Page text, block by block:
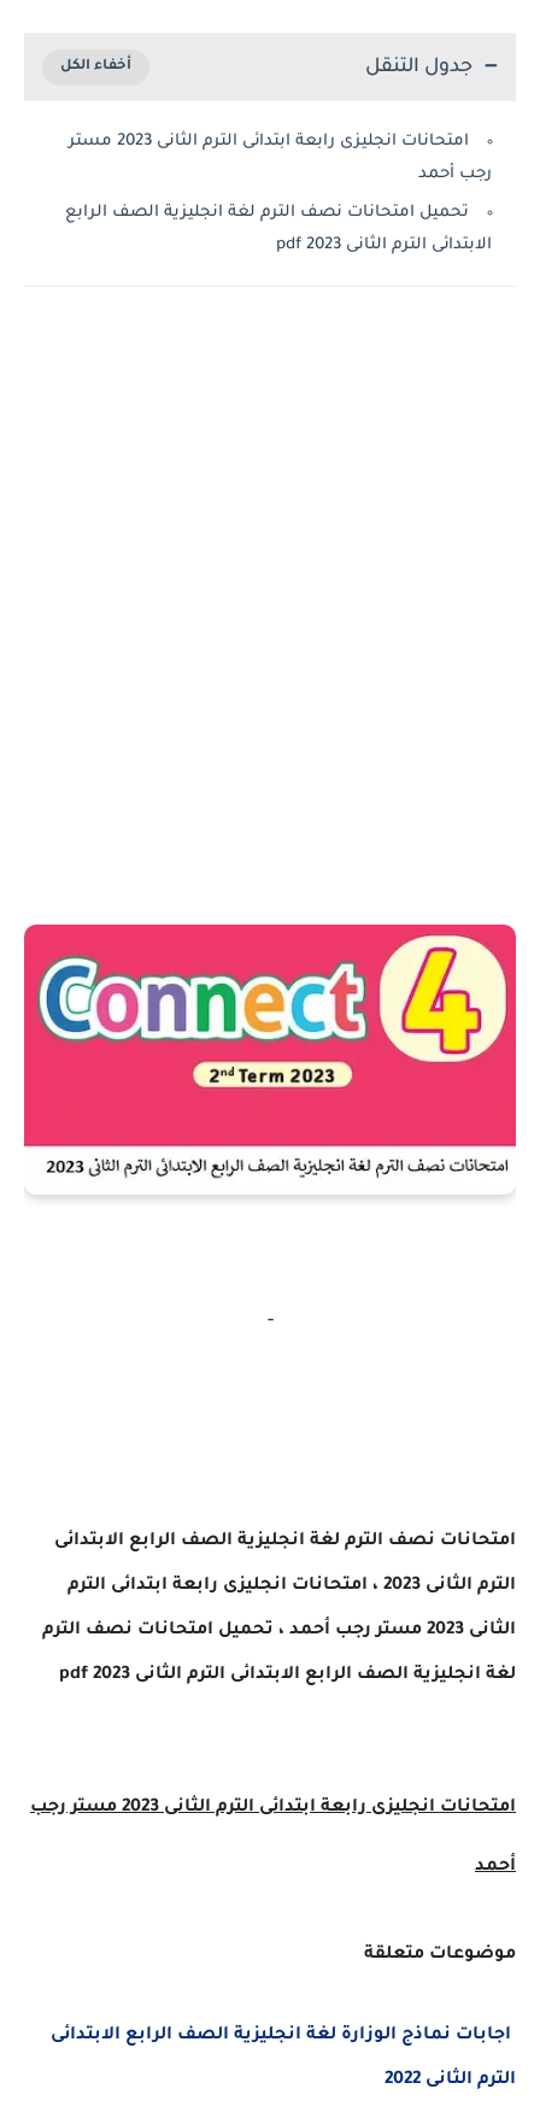
جدول التنقل
امتحانات انجليزى رابعة ابتدائى الترم الثانى 2023 مستر
رجب أحمد
تحميل امتحانات نصف الترم لغة انجليزية الصف الرابع
الابتدائى الترم الثانى 2023 pdf
-
امتحانات نصف الترم لغة انجليزية الصف الرابع الابتدائى
الترم الثانى 2023 ، امتحانات انجليزى رابعة ابتدائى الترم
الثانى 2023 مستر رجب أحمد ، تحميل امتحانات نصف الترم
لغة انجليزية الصف الرابع الابتدائى الترم الثانى 2023 pdf
امتحانات انجليزى رابعة ابتدائى الترم الثانى 2023 مستر رجب
أحمد
موضوعات متعلقة
اجابات نماذج الوزارة لغة انجليزية الصف الرابع الابتدائى
الترم الثانى 2022